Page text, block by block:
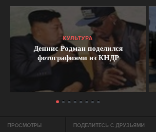
КУЛЬТУРА
Деннис Родман поделился
фотографиями из КНДР
ПРОСМОТРЫ ПОДЕЛИТЕСЬ С ДРУЗЬЯМИ